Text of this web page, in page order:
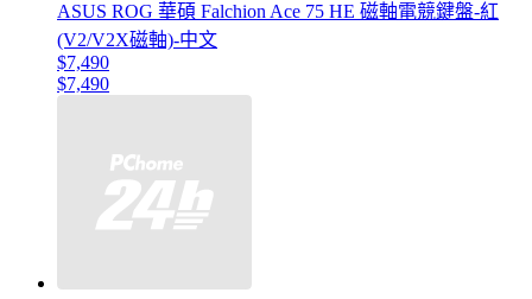
ASUS ROG 華碩 Falchion Ace 75 HE 磁軸電競鍵盤-紅
(V2/V2X磁軸)-中文
$7,490
$7,490